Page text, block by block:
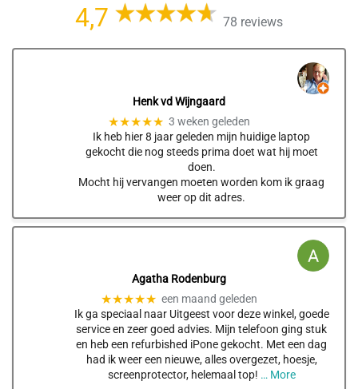
4,7 78 reviews
Henk vd Wijngaard
★★★★★ 3 weken geleden
Ik heb hier 8 jaar geleden mijn huidige laptop
gekocht die nog steeds prima doet wat hij moet
doen.
Mocht hij vervangen moeten worden kom ik graag
weer op dit adres.
Agatha Rodenburg
★★★★★ een maand geleden
Ik ga speciaal naar Uitgeest voor deze winkel, goede
service en zeer goed advies. Mijn telefoon ging stuk
en heb een refurbished iPone gekocht. Met een dag
had ik weer een nieuwe, alles overgezet, hoesje,
screenprotector, helemaal top! … More